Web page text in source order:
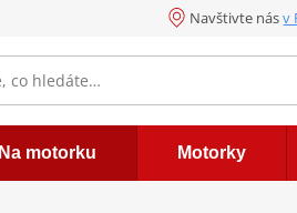
Navštivte násv
Na motorku Motorky